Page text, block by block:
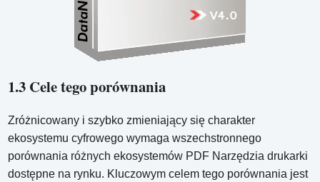
1.3 Cele tego porównania
Zróżnicowany i szybko zmieniający się charakter
ekosystemu cyfrowego wymaga wszechstronnego
porównania różnych ekosystemów PDF Narzędzia drukarki
dostępne na rynku. Kluczowym celem tego porównania jest